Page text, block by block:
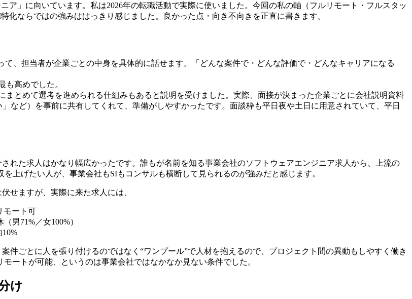
ア」に向いています。私は2026年の転職活動で実際に使いました。今回の私の軸（フルリモート・フルスタッ
ならではの強みははっきり感じました。良かった点・向き不向きを正直に書きます。
て、担当者が企業ごとの中身を具体的に話せます。「どんな案件で・どんな評価で・どんなキャリアになる
も高めでした。
まとめて選考を進められる仕組みもあると説明を受けました。実際、面接が決まった企業ごとに会社説明資料
など）を事前に共有してくれて、準備がしやすかったです。面談枠も平日夜や土日に用意されていて、平日
れた求人はかなり幅広かったです。誰もが名前を知る事業会社のソフトウェアエンジニア求人から、上流の
上げたい人が、事業会社もSIもコンサルも横断して見られるのが強みだと感じます。
せますが、実際に来た求人には、
モート可
男71%／女100%）
件ごとに人を張り付けるのではなく“ワンプール”で人材を抱えるので、プロジェクト間の異動もしやすく働き
ートが可能、というのは事業会社ではなかなか見ない条件でした。
け